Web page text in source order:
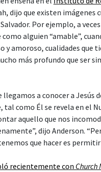
dijo que existen imágenes
Por ejemplo, a
alguien “amable”,
y amoroso, cualidades que
más profundo que ser
llegamos a conocer a Jesús
tal como Él se revela en el
aquello que nos
dijo Anderson.
que hacer es permitir
recientemente con Church